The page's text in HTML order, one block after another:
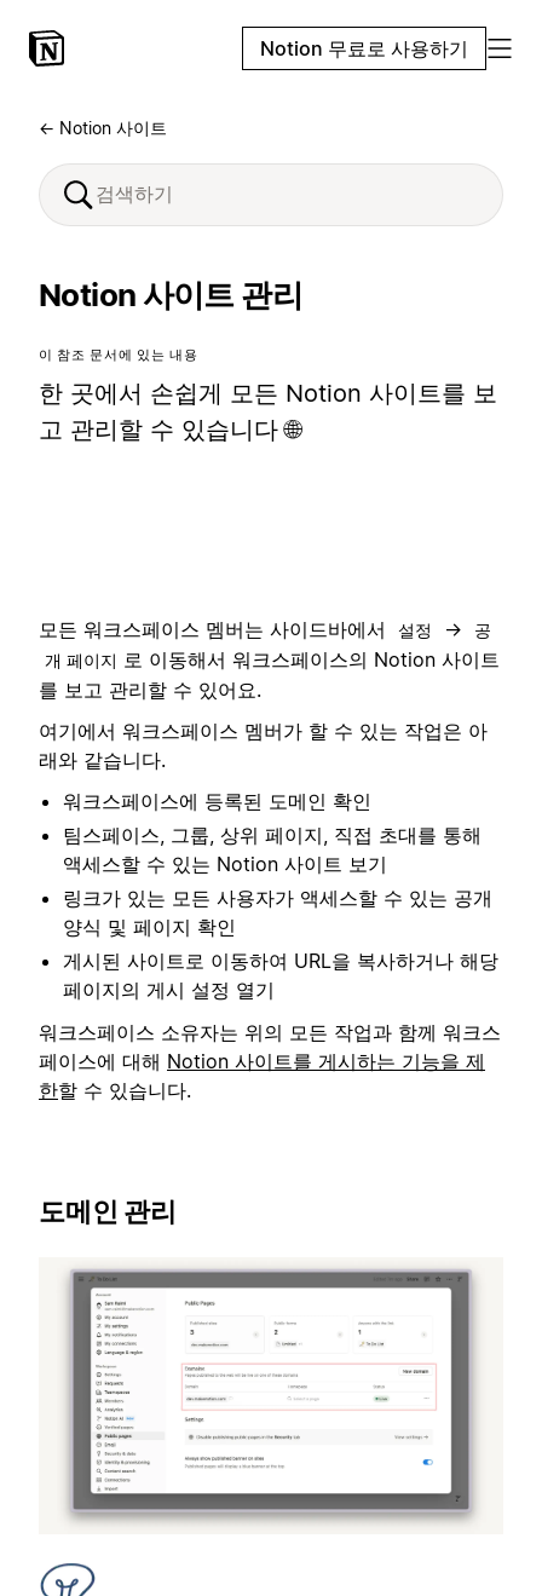
Notion 무료로 사용하기
← Notion 사이트
Notion 사이트 관리
이 참조 문서에 있는 내용
한 곳에서 손쉽게 모든 Notion 사이트를 보
고 관리할 수 있습니다 🌐
모든 워크스페이스 멤버는 사이드바에서 설정 →
공
개 페이지 로 이동해서 워크스페이스의 Notion 사이트
를 보고 관리할 수 있어요.
여기에서 워크스페이스 멤버가 할 수 있는 작업은 아
래와 같습니다.
워크스페이스에 등록된 도메인 확인
팀스페이스, 그룹, 상위 페이지, 직접 초대를 통해
액세스할 수 있는 Notion 사이트 보기
링크가 있는 모든 사용자가 액세스할 수 있는 공개
양식 및 페이지 확인
게시된 사이트로 이동하여 URL을 복사하거나 해당
페이지의 게시 설정 열기
워크스페이스 소유자는 위의 모든 작업과 함께 워크스
페이스에 대해 Notion 사이트를 게시하는 기능을 제
한할 수 있습니다.
도메인 관리